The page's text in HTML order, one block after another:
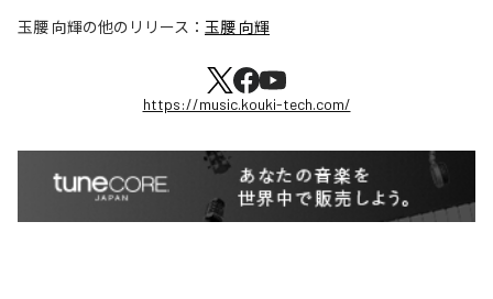
玉腰 向輝の他のリリース： 玉腰 向輝
https://music.kouki-tech.com/